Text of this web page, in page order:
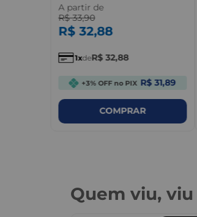
A partir de
R$ 33,90
R$ 32,88
1 deR$ 32,88
+3% OFF no PIX R$ 31,89
COMPRAR
Quem viu,